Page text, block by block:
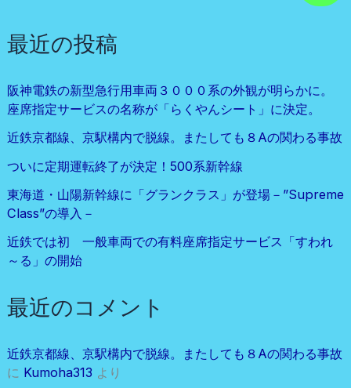
最近の投稿
阪神電鉄の新型急行用車両３０００系の外観が明らかに。
座席指定サービスの名称が「らくやんシート」に決定。
近鉄京都線、京駅構内で脱線。またしても８Aの関わる事故
ついに定期運転終了が決定！500系新幹線
東海道・山陽新幹線に「グランクラス」が登場－”Supreme
Class”の導入－
近鉄では初 一般車両での有料座席指定サービス「すわれ
～る」の開始
最近のコメント
近鉄京都線、京駅構内で脱線。またしても８Aの関わる事故
に Kumoha313 より